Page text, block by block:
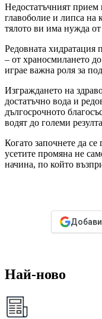
Недостатъчният прием
главоболие и липса на
тялото ви има нужда
Редовната хидратация
– от храносмилането
играе важна роля за
Изграждането на
достатъчно вода и
дългосрочното
водят до големи
Когато започнете да
усетите промяна не
начина, по който
Най-ново